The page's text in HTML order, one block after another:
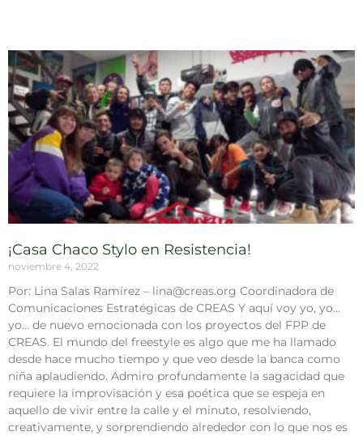
¡Casa Chaco Stylo en Resistencia!
noviembre 4, 2022
Por: Lina Salas Ramírez – lina@creas.org Coordinadora de
Comunicaciones Estratégicas de CREAS Y aquí voy yo, yo…
yo… de nuevo emocionada con los proyectos del FPP de
CREAS. El mundo del freestyle es algo que me ha llamado
desde hace mucho tiempo y que veo desde la banca como
niña aplaudiendo. Admiro profundamente la sagacidad que
requiere la improvisación y esa poética que se espeja en
aquello de vivir entre la calle y el minuto, resolviendo,
creativamente, y sorprendiendo alrededor con lo que nos es